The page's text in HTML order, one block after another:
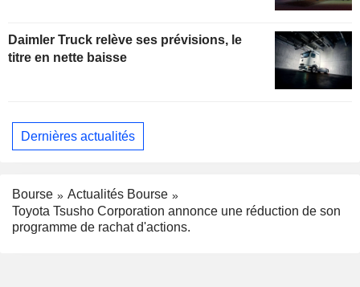
Daimler Truck relève ses prévisions, le
titre en nette baisse
Dernières actualités
Bourse
Actualités Bourse
Toyota Tsusho Corporation annonce une réduction de son
programme de rachat d'actions.